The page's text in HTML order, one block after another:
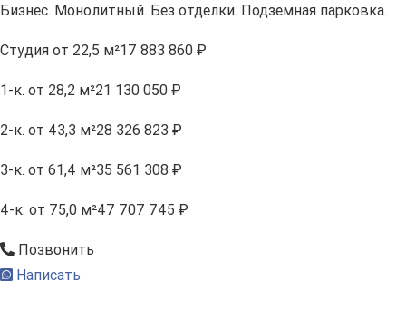
Бизнес. Монолитный. Без отделки. Подземная парковка.
Студия от 22,5 м²17 883 860 ₽
1-к. от 28,2 м²21 130 050 ₽
2-к. от 43,3 м²28 326 823 ₽
3-к. от 61,4 м²35 561 308 ₽
4-к. от 75,0 м²47 707 745 ₽
Позвонить
Написать